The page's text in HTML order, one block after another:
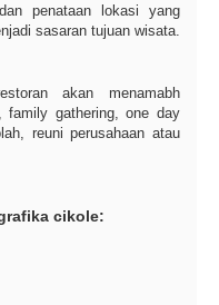
penataan lokasi yang
sasaran tujuan wisata.
akan menamabh
family gathering, one day
reuni perusahaan atau
cikole: